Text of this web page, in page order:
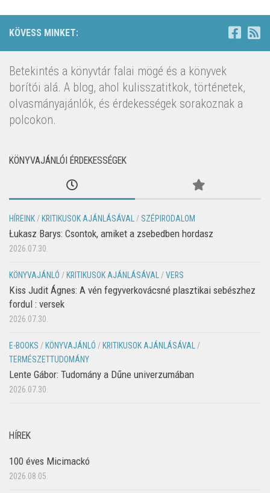
KÖVESS MINKET:
Betekintés a könyvtár falai mögé és a könyvek
borítói alá. A blog, ahol kulisszatitkok, történetek,
olvasmányajánlók, és érdekességek sorakoznak a
polcokon.
KÖNYVAJÁNLÓI ÉRDEKESSÉGEK
HÍREINK/ KRITIKUSOK AJÁNLÁSÁVAL/ SZÉPIRODALOM
Łukasz Barys: Csontok, amiket a zsebedben hordasz
2026.07.30.
KÖNYVAJÁNLÓ / KRITIKUSOK AJÁNLÁSÁVAL/VERS
Kiss Judit Ágnes: A vén fegyverkovácsné plasztikai sebészhez
fordul : versek
2026.07.30.
E-BOOKS / KÖNYVAJÁNLÓ / KRITIKUSOK AJÁNLÁSÁVAL/
TERMÉSZETTUDOMÁNY
Lente Gábor: Tudomány a Dűne univerzumában
2026.07.30.
HÍREK
100 éves Micimackó
2026.08.05.